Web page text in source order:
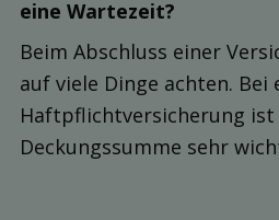
eine Warte­zeit?
Beim Abschluss einer
auf viele Dinge achten. Bei
Haftpflichtversicherung ist
Deckungssumme sehr